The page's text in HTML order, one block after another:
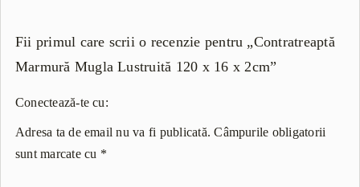
Fii primul care scrii o recenzie pentru „Contratreaptă
Marmură Mugla Lustruită 120 x 16 x 2cm”
Conectează-te cu:
Adresa ta de email nu va fi publicată. Câmpurile obligatorii
sunt marcate cu *